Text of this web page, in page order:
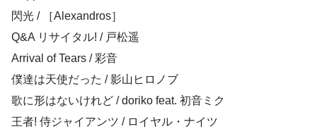
閃光 / ［Alexandros］
Q&A リサイタル! / 戸松遥
Arrival of Tears / 彩音
僕達は天使だった / 影山ヒロノブ
歌に形はないけれど / doriko feat. 初音ミク
王者! 侍ジャイアンツ / ロイヤル・ナイツ